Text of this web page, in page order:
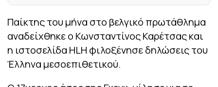
Παίκτης του μήνα στο βελγικό πρωτάθλημα
αναδείχθηκε ο Κωνσταντίνος Καρέτσας και
η ιστοσελίδα HLH φιλοξένησε δηλώσεις του
Έλληνα μεσοεπιθετικού.